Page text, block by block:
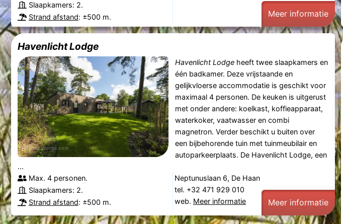
Slaapkamers: 2.
Strand afstand: ±500 m. Meer informatie
Havenlicht Lodge
Havenlicht Lodgeheeft twee slaapkamers en
één badkamer. Deze vrijstaande en
gelijkvloerse accommodatie is geschikt voor
maximaal 4 personen. De keuken is uitgerust
met onder andere: koelkast, koffieapparaat,
waterkoker, vaatwasser en combi
magnetron. Verder beschikt u buiten over
een bijbehorende tuin met tuinmeubilair en
autoparkeerplaats. De Havenlicht Lodge, een
...
Max. 4 personen.
Slaapkamers: 2.
Strand afstand: ±500 m.
Neptunuslaan 6, De Haan
tel. +32 471 929 010
web. Meer informatie Meer informatie